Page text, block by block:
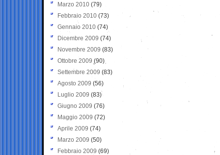
Marzo 2010 (79)
Febbraio 2010 (73)
Gennaio 2010 (74)
Dicembre 2009 (74)
Novembre 2009 (83)
Ottobre 2009 (90)
Settembre 2009 (83)
Agosto 2009 (56)
Luglio 2009 (83)
Giugno 2009 (76)
Maggio 2009 (72)
Aprile 2009 (74)
Marzo 2009 (50)
Febbraio 2009 (69)